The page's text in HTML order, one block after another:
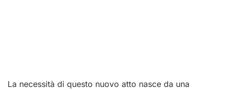
La necessità di questo nuovo atto nasce da una